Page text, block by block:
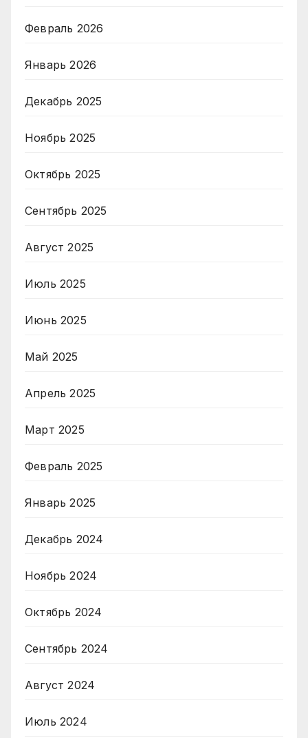
Февраль 2026
Январь 2026
Декабрь 2025
Ноябрь 2025
Октябрь 2025
Сентябрь 2025
Август 2025
Июль 2025
Июнь 2025
Май 2025
Апрель 2025
Март 2025
Февраль 2025
Январь 2025
Декабрь 2024
Ноябрь 2024
Октябрь 2024
Сентябрь 2024
Август 2024
Июль 2024